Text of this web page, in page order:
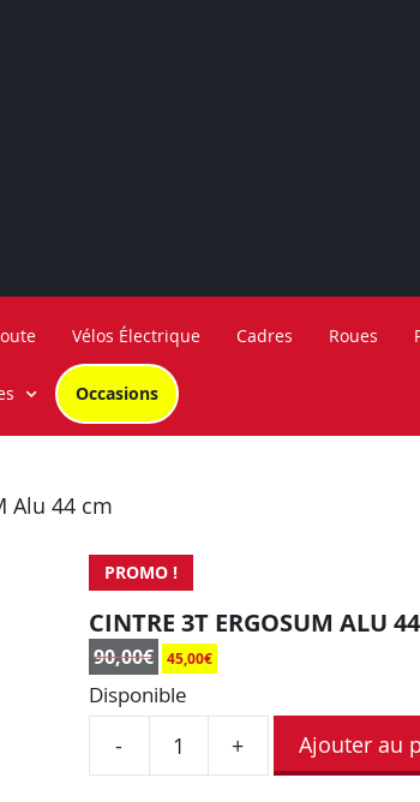
Vélos Électrique Cadres Roues
Occasions
Alu 44 cm
PROMO !
CINTRE 3T ERGOSUM ALU
90,00€ 45,00€
Disponible
- + Ajouter au